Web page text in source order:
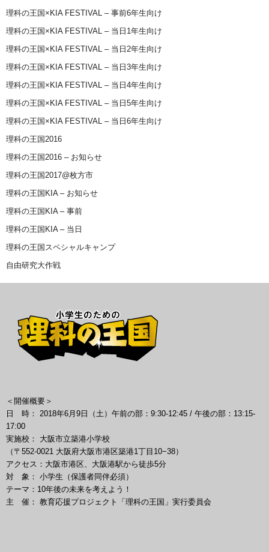
理科の王国×KIA FESTIVAL – 事前6年生向け
理科の王国×KIA FESTIVAL – 当日1年生向け
理科の王国×KIA FESTIVAL – 当日2年生向け
理科の王国×KIA FESTIVAL – 当日3年生向け
理科の王国×KIA FESTIVAL – 当日4年生向け
理科の王国×KIA FESTIVAL – 当日5年生向け
理科の王国×KIA FESTIVAL – 当日6年生向け
理科の王国2016
理科の王国2016 – お知らせ
理科の王国2017@枚方市
理科の王国KIA – お知らせ
理科の王国KIA – 事前
理科の王国KIA – 当日
理科の王国スペシャルキャンプ
自由研究大作戦
＜開催概要＞
日 時： 2018年6月9日（土）午前の部：9:30-12:45 / 午後の部：13:15-
17:00
実施校： 大阪市立築港小学校
（〒552-0021 大阪府大阪市港区築港1丁目10−38）
アクセス：大阪市港区、大阪港駅から徒歩5分
対 象： 小学生（保護者同伴必須）
テーマ：10年後の未来を考えよう！
主 催： 教育応援プロジェクト「理科の王国」実行委員会